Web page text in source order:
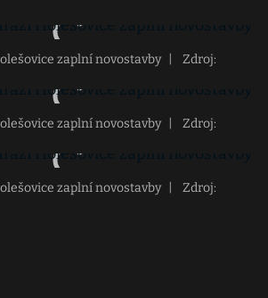
zaplní novostavby
Zdroj:
zaplní novostavby
Zdroj:
zaplní novostavby
Zdroj: